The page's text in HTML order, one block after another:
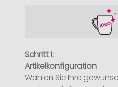
Schritt 1:
Artikelkonfiguration
Wählen Sie Ihre